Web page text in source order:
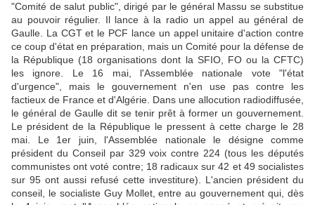
"Comité de salut public", dirigé par le général Massu se substitue
au pouvoir régulier. Il lance à la radio un appel au général de
Gaulle. La CGT et le PCF lance un appel unitaire d'action contre
ce coup d'état en préparation, mais un Comité pour la défense de
la République (18 organisations dont la SFIO, FO ou la CFTC)
les ignore. Le 16 mai, l'Assemblée nationale vote "l'état
d'urgence", mais le gouvernement n'en use pas contre les
factieux de France et d'Algérie. Dans une allocution radiodiffusée,
le général de Gaulle dit se tenir prêt à former un gouvernement.
Le président de la République le pressent à cette charge le 28
mai. Le 1er juin, l'Assemblée nationale le désigne comme
président du Conseil par 329 voix contre 224 (tous les députés
communistes ont voté contre; 18 radicaux sur 42 et 49 socialistes
sur 95 ont aussi refusé cette investiture). L'ancien président du
conseil, le socialiste Guy Mollet, entre au gouvernement qui, dès